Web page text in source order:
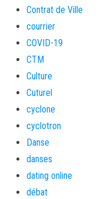
Contrat de Ville
courrier
COVID-19
CTM
Culture
Cuturel
cyclone
cyclotron
Danse
danses
dating online
débat